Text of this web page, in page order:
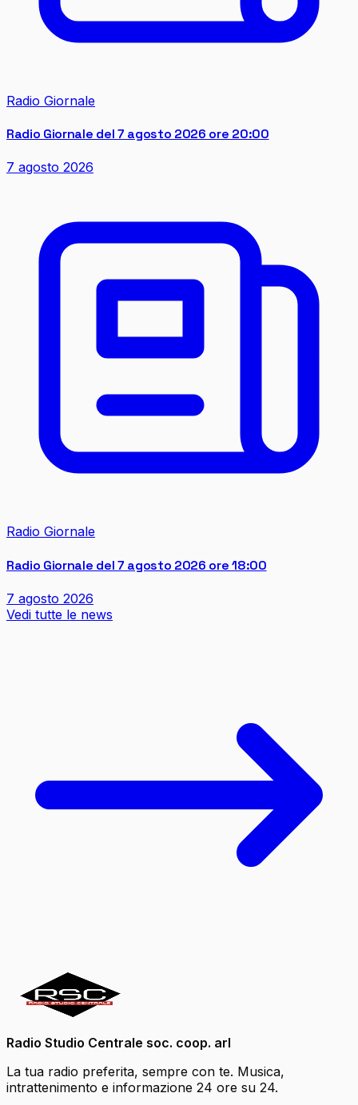
Radio Giornale
Radio Giornale del 7 agosto 2026 ore 20:00
7 agosto 2026
Radio Giornale
Radio Giornale del 7 agosto 2026 ore 18:00
7 agosto 2026
Vedi tutte le news
Radio Studio Centrale soc. coop. arl
La tua radio preferita, sempre con te. Musica,
intrattenimento e informazione 24 ore su 24.